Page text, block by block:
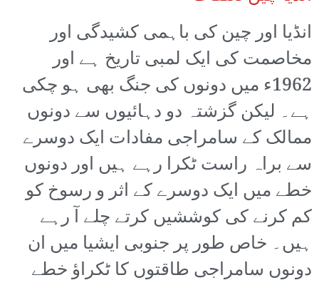
انڈیا اور چین کی باہمی کشیدگی اور
مخاصمت کی ایک لمبی تاریخ ہے اور
1962ء میں دونوں کی جنگ بھی ہو چکی
ہے۔ لیکن گزشتہ دو دہائیوں سے دونوں
ممالک کے سامراجی مفادات ایک دوسرے
سے براہ راست ٹکرا رہے ہیں اور دونوں
خطے میں ایک دوسرے کے اثر و رسوخ کو
کم کرنے کی کوششیں کرتے چلے آ رہے
ہیں۔ خاص طور پر جنوبی ایشیا میں ان
دونوں سامراجی طاقتوں کا ٹکراؤ خطے